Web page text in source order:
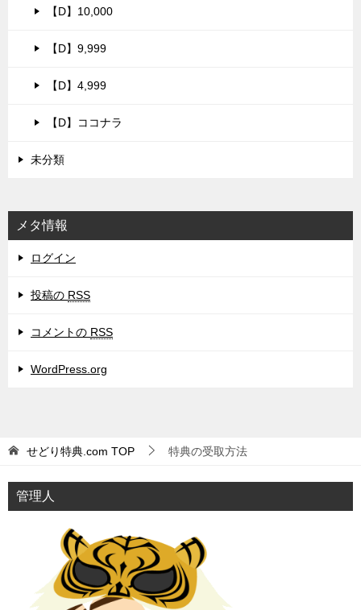
【D】10,000
【D】9,999
【D】4,999
【D】ココナラ
未分類
メタ情報
ログイン
投稿の RSS
コメントの RSS
WordPress.org
せどり特典.com TOP 特典の受取方法
管理人